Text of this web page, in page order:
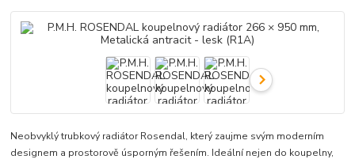
Neobvyklý trubkový radiátor Rosendal, který zaujme svým moderním
designem a prostorově úsporným řešením. Ideální nejen do koupelny,